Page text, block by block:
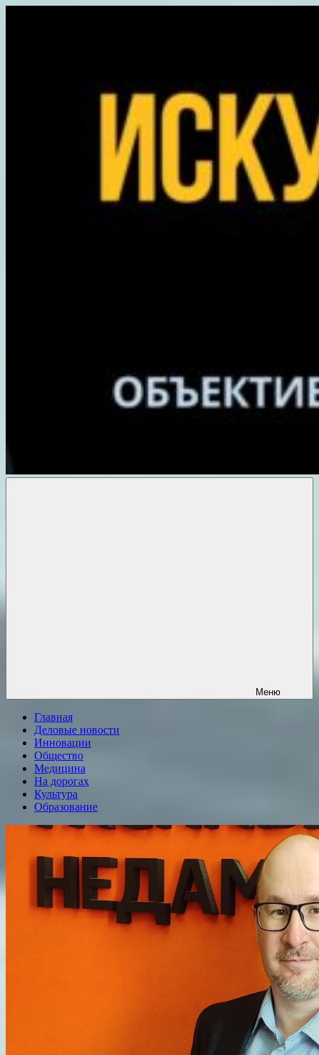
Меню
Главная
Деловые новости
Инновации
Общество
Медицина
На дорогах
Культура
Образование